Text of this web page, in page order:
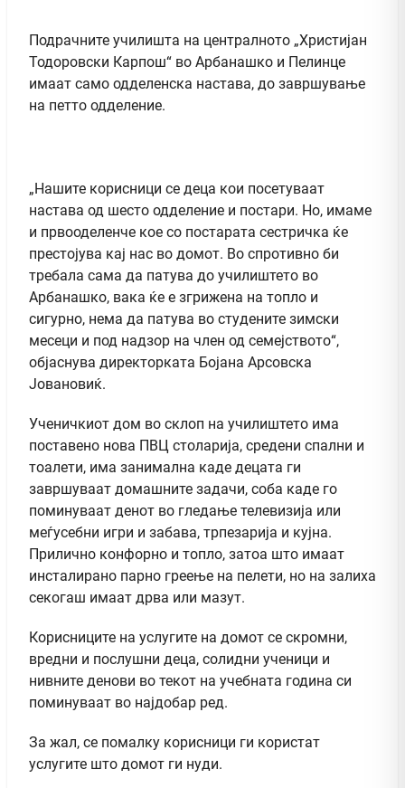
Подрачните училишта на централното „Христијан
Тодоровски Карпош“ во Арбанашко и Пелинце
имаат само одделенска настава, до завршување
на петто одделение.
„Нашите корисници се деца кои посетуваат
настава од шесто одделение и постари. Но, имаме
и првооделенче кое со постарата сестричка ќе
престојува кај нас во домот. Во спротивно би
требала сама да патува до училиштето во
Арбанашко, вака ќе е згрижена на топло и
сигурно, нема да патува во студените зимски
месеци и под надзор на член од семејството“,
објаснува директорката Бојана Арсовска
Јовановиќ.
Ученичкиот дом во склоп на училиштето има
поставено нова ПВЦ столарија, средени спални и
тоалети, има занимална каде децата ги
завршуваат домашните задачи, соба каде го
поминуваат денот во гледање телевизија или
меѓусебни игри и забава, трпезарија и кујна.
Прилично конфорно и топло, затоа што имаат
инсталирано парно греење на пелети, но на залиха
секогаш имаат дрва или мазут.
Корисниците на услугите на домот се скромни,
вредни и послушни деца, солидни ученици и
нивните денови во текот на учебната година си
поминуваат во најдобар ред.
За жал, се помалку корисници ги користат
услугите што домот ги нуди.